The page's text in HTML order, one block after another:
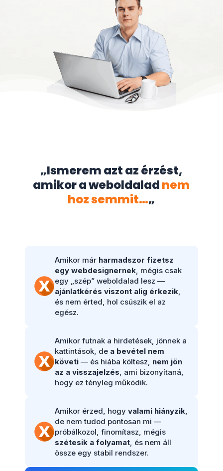
„Ismerem azt az érzést,
amikor a weboldaladnem
hoz semmit…„
Amikor már harmadszor fizetsz
egy webdesignernek, mégis csak
egy „szép” weboldalad lesz —
ajánlatkérés viszont alig érkezik,
és nem érted, hol csúszik el az
egész.
Amikor futnak a hirdetések, jönnek a
kattintások, de a bevétel nem
követi— és hiába költesz, nem jön
az a visszajelzés, ami bizonyítaná,
hogy ez tényleg működik.
Amikor érzed, hogy valami hiányzik,
de nem tudod pontosan mi —
próbálkozol, finomítasz, mégis
szétesik a folyamat, és nem áll
össze egy stabil rendszer.